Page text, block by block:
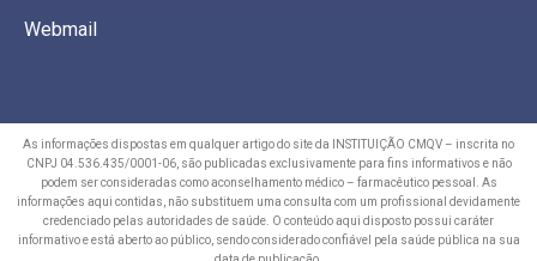
Webmail
As informações dispostas em qualquer artigo do site da INSTITUIÇÃO CMQV – inscrita no
CNPJ 04.536.435/0001-06, são publicadas exclusivamente para fins informativos e não
podem ser consideradas como aconselhamento médico – farmacêutico pessoal. As
informações aqui contidas, não substituem uma consulta com um profissional devidamente
credenciado pelas autoridades de saúde. O conteúdo aqui disposto possui caráter
informativo e está aberto ao público, sendo considerado confiável pela saúde pública na sua